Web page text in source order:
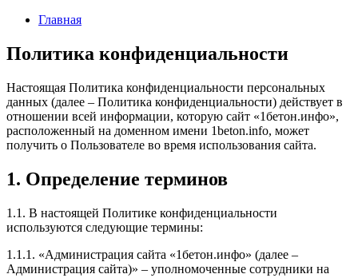
Главная
Политика конфиденциальности
Настоящая Политика конфиденциальности персональных
данных (далее – Политика конфиденциальности) действует в
отношении всей информации, которую сайт «1бетон.инфо»,
расположенный на доменном имени 1beton.info, может
получить о Пользователе во время использования сайта.
1. Определение терминов
1.1. В настоящей Политике конфиденциальности
используются следующие термины:
1.1.1. «Администрация сайта «1бетон.инфо» (далее –
Администрация сайта)» – уполномоченные сотрудники на